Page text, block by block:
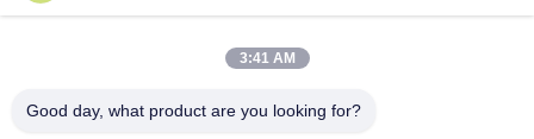
avec dispositif motorisé, capacité de charge de 450 kg
Mini Plate-forme élévatrice de 3,9 mètres avec plaque à
3:41 AM
Good day, what product are you looking for?